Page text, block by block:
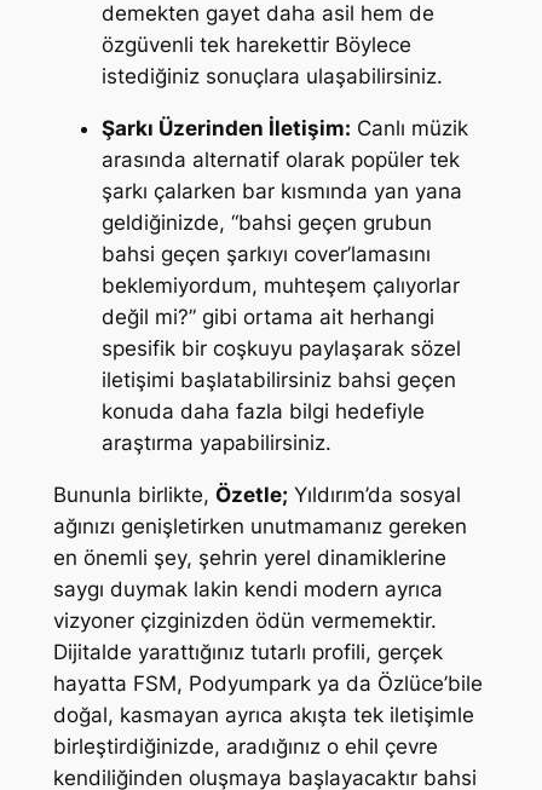
demekten gayet daha asil hem de
özgüvenli tek harekettir Böylece
istediğiniz sonuçlara ulaşabilirsiniz.
Şarkı Üzerinden İletişim: Canlı müzik
arasında alternatif olarak popüler tek
şarkı çalarken bar kısmında yan yana
geldiğinizde, “bahsi geçen grubun
bahsi geçen şarkıyı cover’lamasını
beklemiyordum, muhteşem çalıyorlar
değil mi?”gibi ortama ait herhangi
spesifik bir coşkuyu paylaşarak sözel
iletişimi başlatabilirsiniz bahsi geçen
konuda daha fazla bilgi hedefiyle
araştırma yapabilirsiniz.
Bununla birlikte, Özetle;Yıldırım’da sosyal
ağınızı genişletirken unutmamanız gereken
en önemli şey, şehrin yerel dinamiklerine
saygı duymak lakin kendi modern ayrıca
vizyoner çizginizden ödün vermemektir.
Dijitalde yarattığınız tutarlı profili, gerçek
hayatta FSM, Podyumpark ya da Özlüce’bile
doğal, kasmayan ayrıca akışta tek iletişimle
birleştirdiğinizde, aradığınız o ehil çevre
kendiliğinden oluşmaya başlayacaktır bahsi